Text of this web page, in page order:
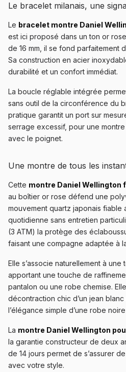
Le bracelet milanais, une
Le bracelet montre Daniel
est ici proposé dans un ton or
de 16 mm, il se fond parfaitement
Sa construction en acier
durabilité et un confort immédiat.
La boucle réglable intégrée
sans outil de la circonférence du
pratique garantit un port sur
serrage excessif, pour une
avec le poignet.
Une montre de tous les
Cette montre Daniel Wellington
au boîtier or rose défend une
mouvement quartz japonais fiable
quotidienne sans entretien
(3 ATM) la protège des
faisant une compagne adaptée à
Elle s’associe naturellement à
apportant une touche de
pantalon ou une robe chemise.
décontraction chic d’un jean blanc
l’élégance simple d’une robe
La montre Daniel Wellington
la garantie constructeur de deux
de 14 jours permet de s’assurer
avec votre style.